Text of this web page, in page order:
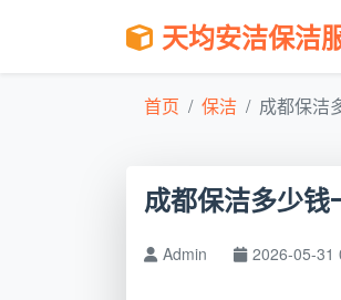
天均安洁保洁
首页 保洁 成都保洁
成都保洁多少
Admin 2026-05-31